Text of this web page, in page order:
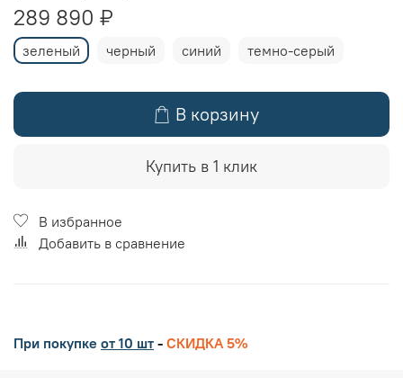
289 890 ₽
зеленый черный синий темно-серый
В корзину
Купить в 1 клик
В избранное
Добавить в сравнение
При покупке от 10 шт - СКИДКА 5%